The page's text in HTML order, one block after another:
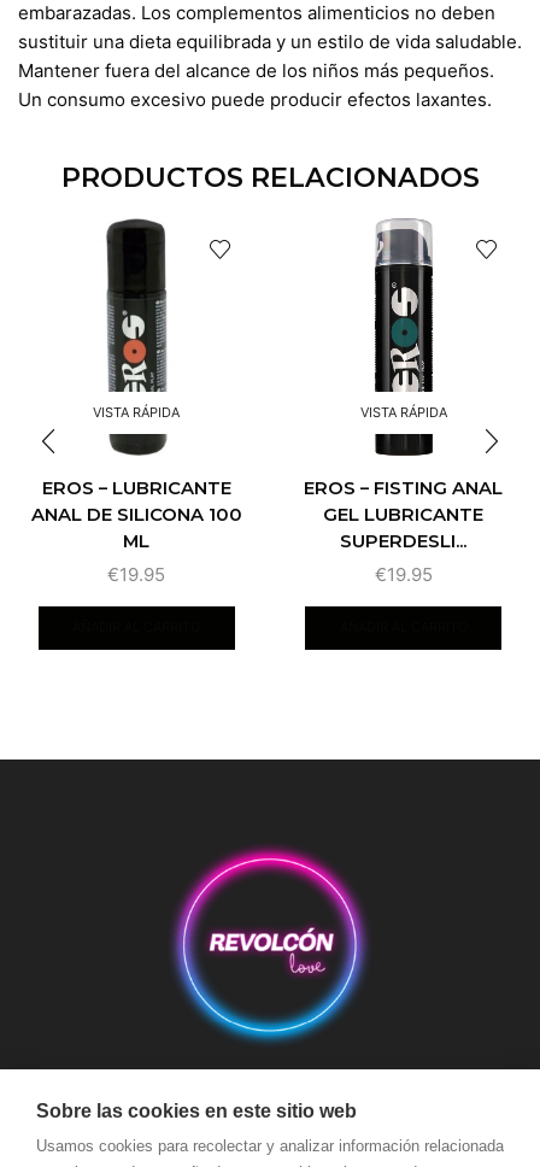
embarazadas. Los complementos alimenticios no deben
sustituir una dieta equilibrada y un estilo de vida saludable.
Mantener fuera del alcance de los niños más pequeños.
Un consumo excesivo puede producir efectos laxantes.
PRODUCTOS RELACIONADOS
VISTA RÁPIDA
EROS – LUBRICANTE
ANAL DE SILICONA 100
ML
€19.95
VISTA RÁPIDA
EROS – FISTING ANAL
GEL LUBRICANTE
SUPERDESLI...
€19.95
Aviso Legal Condiciones de Compra
Condiciones de Envío
Política de devoluciones y reembolsos
Política de Cookies
Sobre las cookies en este sitio web
Usamos cookies para recolectar y analizar información relacionada